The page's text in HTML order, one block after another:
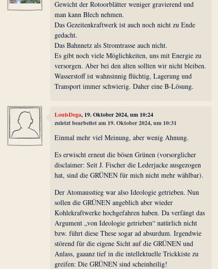
Gewicht der Rotoorblätter weniger gravierend und
man kann Blech nehmen.
Das Gezeitenkraftwerk ist auch noch nicht zu Ende
gedacht.
Das Bahnnetz als Stromtrasse auch nicht.
Es gibt noch viele Möglichkeiten, uns mit Energie zu
versorgen. Aber bei den alten sollten wir nicht bleiben.
Wasserstoff ist wahnsinnig flüchtig, Lagerung und
Transport immer schwierig. Daher eine B-Lösung.
LouisDega, 19. Oktober 2024, um 10:24
zuletzt bearbeitet am 19. Oktober 2024, um 10:31
Einmal mehr viel Meinung, aber wenig Ahnung.
Es erwischt erneut die bösen Grünen (vorsorglicher
disclaimer: Seit J. Fischer die Lederjacke ausgezogen
hat, sind die GRÜNEN für mich nicht mehr wählbar).
Der Atomausstieg war also Ideologie getrieben. Nun
sollen die GRÜNEN angeblich aber wieder
Kohlekraftwerke hochgefahren haben. Da verfängt das
Argument „von Ideologie getrieben“ natürlich nicht
bzw. führt diese These sogar ad absurdum. Irgendwie
störend für die eigene Sicht auf die GRÜNEN und
Anlass, gaaanz tief in die intellektuelle Trickkiste zu
greifen: Die GRÜNEN sind scheinheilig!